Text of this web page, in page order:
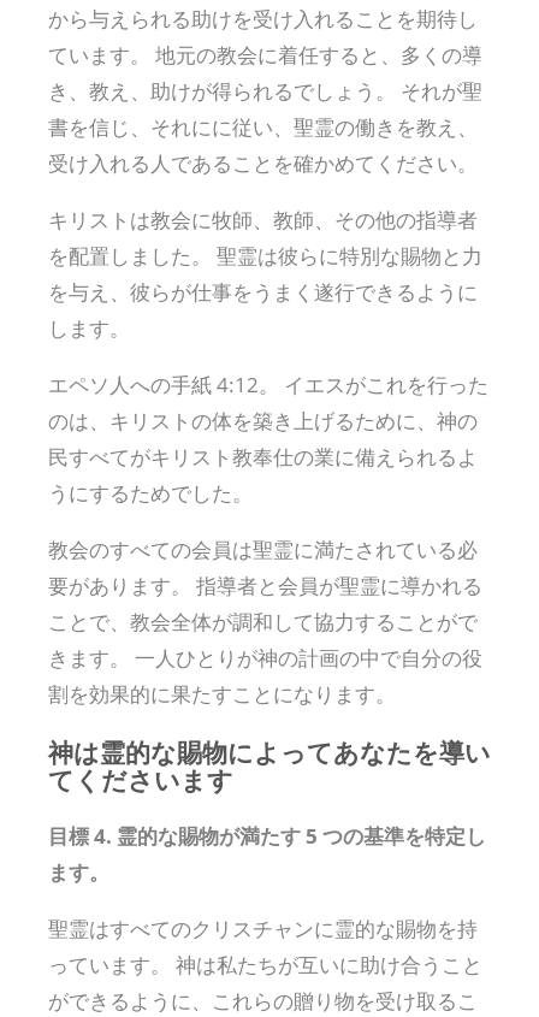
から与えられる助けを受け入れることを期待し
ています。 地元の教会に着任すると、多くの導
き、教え、助けが得られるでしょう。 それが聖
書を信じ、それにに従い、聖霊の働きを教え、
受け入れる人であることを確かめてください。
キリストは教会に牧師、教師、その他の指導者
を配置しました。 聖霊は彼らに特別な賜物と力
を与え、彼らが仕事をうまく遂行できるように
します。
エペソ人への手紙 4:12。 イエスがこれを行った
のは、キリストの体を築き上げるために、神の
民すべてがキリスト教奉仕の業に備えられるよ
うにするためでした。
教会のすべての会員は聖霊に満たされている必
要があります。 指導者と会員が聖霊に導かれる
ことで、教会全体が調和して協力することがで
きます。 一人ひとりが神の計画の中で自分の役
割を効果的に果たすことになります。
神は霊的な賜物によってあなたを導い
てくださいます
目標 4. 霊的な賜物が満たす 5 つの基準を特定し
ます。
聖霊はすべてのクリスチャンに霊的な賜物を持
っています。 神は私たちが互いに助け合うこと
ができるように、これらの贈り物を受け取るこ